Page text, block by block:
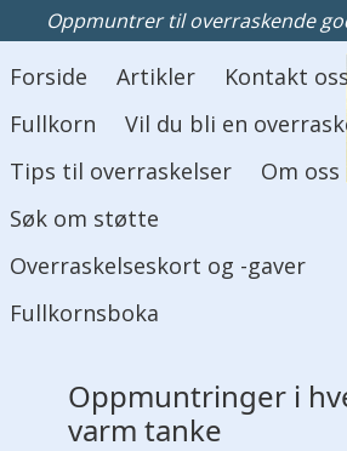
Oppmuntrer til overraskende
Hovedmeny
Forside Artikler
Kontakt
Fullkorn
Vil du bli en
Tips til overraskelser
Om oss
Søk om støtte
Overraskelseskort og -gaver
Fullkornsboka
Oppmuntringer i
varm tanke